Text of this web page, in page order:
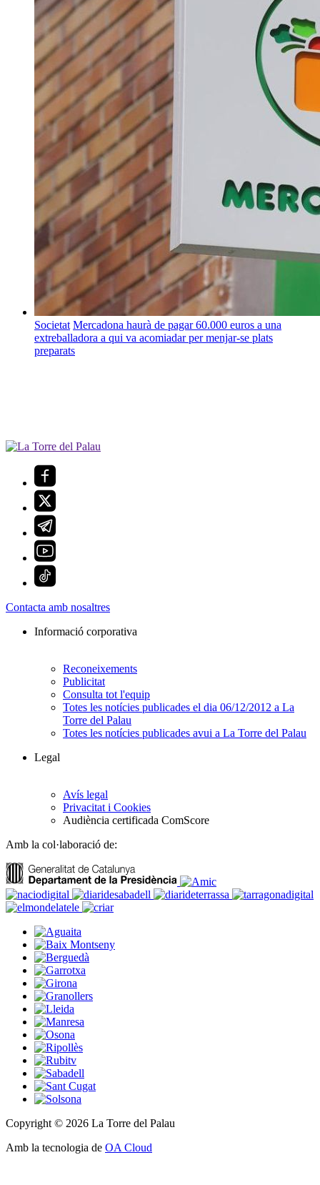
Societat Mercadona haurà de pagar 60.000 euros a una
extreballadora a qui va acomiadar per menjar-se plats
preparats
Contacta amb nosaltres
Informació corporativa
Reconeixements
Publicitat
Consulta tot l'equip
Totes les notícies publicades el dia 06/12/2012 a La
Torre del Palau
Totes les notícies publicades avui a La Torre del Palau
Legal
Avís legal
Privacitat i Cookies
Audiència certificada ComScore
Amb la col·laboració de:
Copyright © 2026 La Torre del Palau
Amb la tecnologia de OA Cloud